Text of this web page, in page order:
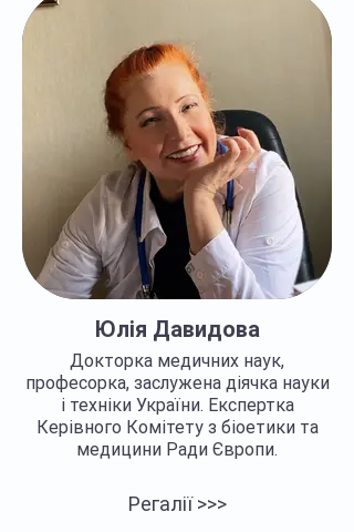
Юлія Давидова
Докторка медичних наук,
професорка, заслужена діячка науки
і техніки України. Експертка
Керівного Комітету з біоетики та
медицини Ради Європи.
Регалії >>>